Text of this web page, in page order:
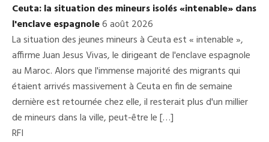
Ceuta: la situation des mineurs isolés «intenable» dans
l'enclave espagnole6 août 2026
La situation des jeunes mineurs à Ceuta est « intenable »,
affirme Juan Jesus Vivas, le dirigeant de l'enclave espagnole
au Maroc. Alors que l'immense majorité des migrants qui
étaient arrivés massivement à Ceuta en fin de semaine
dernière est retournée chez elle, il resterait plus d'un millier
de mineurs dans la ville, peut-être le […]
RFI